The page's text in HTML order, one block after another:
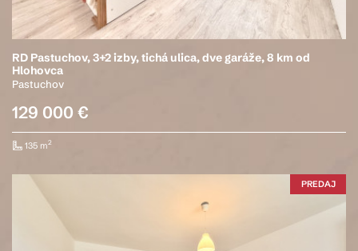
RD Pastuchov, 3+2 izby, tichá ulica, dve garáže, 8 km od
Hlohovca
Pastuchov
129 000 €
135 m2
PREDAJ